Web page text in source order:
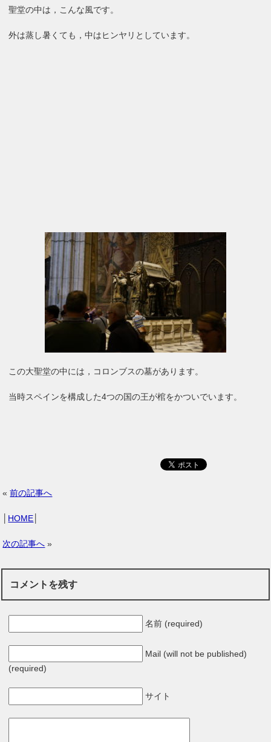
聖堂の中は，こんな風です。
外は蒸し暑くても，中はヒンヤリとしています。
この大聖堂の中には，コロンブスの墓があります。
当時スペインを構成した4つの国の王が棺をかついでいます。
«前の記事へ
HOME
次の記事へ »
コメントを残す
名前 (required)
Mail (will not be published)
(required)
サイト